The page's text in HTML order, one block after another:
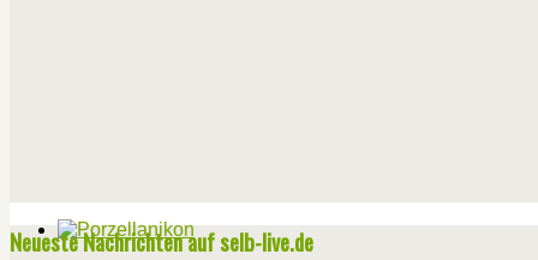
Neueste Nachrichten auf selb-live.de